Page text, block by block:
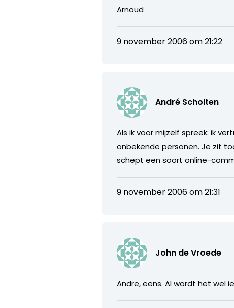
Arnoud
9 november 2006 om 21:22
André Scholten
Als ik voor mijzelf spreek: ik
onbekende personen. Je zit
schept een soort online-
9 november 2006 om 21:31
John de Vroede
Andre, eens. Al wordt het wel